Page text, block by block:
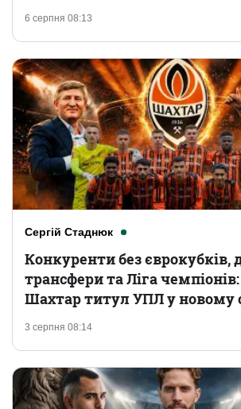
6 серпня 08:13
Сергій Стаднюк
3 серпня 08:14
Конкуренти без єврокубків,
трансфери та Ліга
Шахтар титул УПЛ у новому